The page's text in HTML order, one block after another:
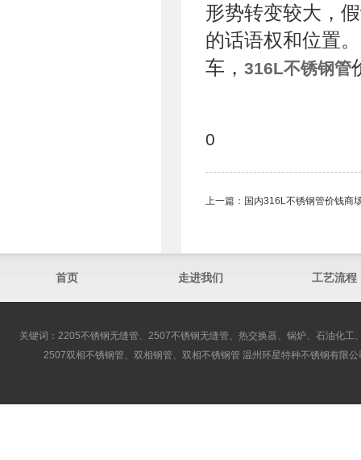
形势转变较大，
的话语权和位置
车， 316L不锈钢管
0
上一篇： 国内316L不锈钢管价钱商
首页 走进我们 工艺流程
关键词：2205不锈钢无缝管、2507不锈钢无缝管、热交换器、锅炉、石油化
2507双相不锈钢管、双相钢管、双相不锈钢管 温州环星特种不锈钢有限